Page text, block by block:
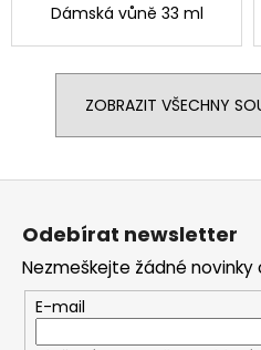
Dámská vůně 33 ml
ZOBRAZIT VŠECHNY
Z
Odebírat newsletter
Nezmeškejte žádné novinky
E-mail